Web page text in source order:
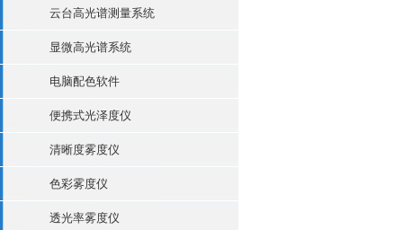
云台高光谱测量系统
显微高光谱系统
电脑配色软件
便携式光泽度仪
清晰度雾度仪
色彩雾度仪
透光率雾度仪